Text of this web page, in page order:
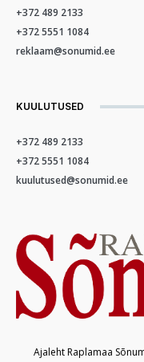
+372 489 2133
+372 5551 1084
reklaam@sonumid.ee
KUULUTUSED
+372 489 2133
+372 5551 1084
kuulutused@sonumid.ee
Ajaleht Raplamaa